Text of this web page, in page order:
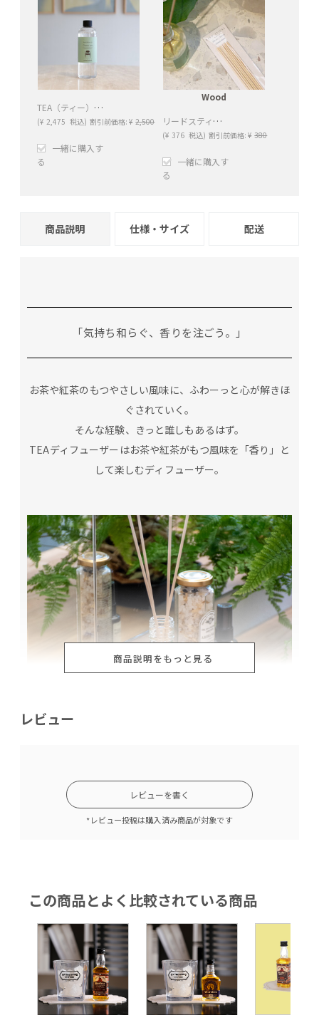
TEA（ティー）ディフューザーオイル（Green tea）
(¥ 2,475 税込) 割引前価格:¥ 2,500
一緒に購入す
る
Wood
リードスティック（Wood）
(¥ 376 税込) 割引前価格:¥ 380
一緒に購入す
る
商品説明 仕様・サイズ 配送
「気持ち和らぐ、香りを注ごう。」
お茶や紅茶のもつやさしい風味に、ふわーっと心が解きほ
ぐされていく。
そんな経験、きっと誰しもあるはず。
TEAディフューザーはお茶や紅茶がもつ風味を「香り」と
して楽しむディフューザー。
4種類の香り
商品説明をもっと見る
レビュー
レビューを書く
*レビュー投稿は購入済み商品が対象です
この商品とよく比較されている商品